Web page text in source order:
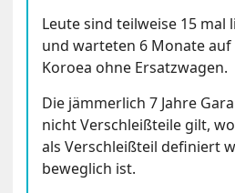
Leute sind teilweise 15 mal
und warteten 6 Monate auf
Koroea ohne Ersatzwagen.
Die jämmerlich 7 Jahre
nicht Verschleißteile gilt,
als Verschleißteil definiert
beweglich ist.